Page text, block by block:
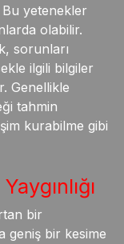
yetenekler
olabilir.
sorunları
ilgili bilgiler
Genellikle
tahmin
kurabilme gibi
bir
geniş bir kesime